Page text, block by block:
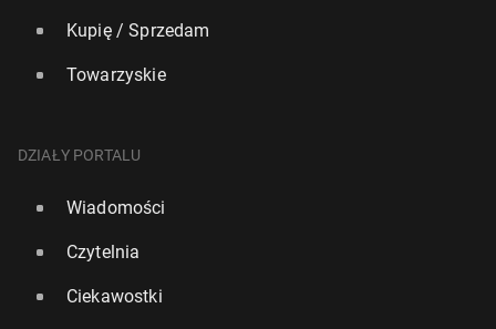
Kupię / Sprzedam
Towarzyskie
DZIAŁY PORTALU
Wiadomości
Czytelnia
Ciekawostki